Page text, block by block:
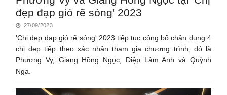
đẹp đạp gió rẽ sóng' 2023
27/09/2023
'Chị đẹp đạp gió rẽ sóng' 2023 tiếp tục công bố chân dung 4
chị đẹp tiếp theo xác nhận tham gia chương trình, đó là
Phương Vy, Giang Hồng Ngọc, Diệp Lâm Anh và Quỳnh
Nga.